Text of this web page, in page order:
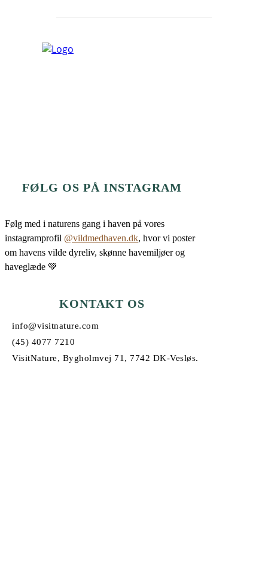
FØLG OS PÅ INSTAGRAM
Følg med i naturens gang i haven på vores
instagramprofil @vildmedhaven.dk, hvor vi poster
om havens vilde dyreliv, skønne havemiljøer og
haveglæde 💚
KONTAKT OS
info@visitnature.com
(45) 4077 7210
VisitNature, Bygholmvej 71, 7742 DK-Vesløs.